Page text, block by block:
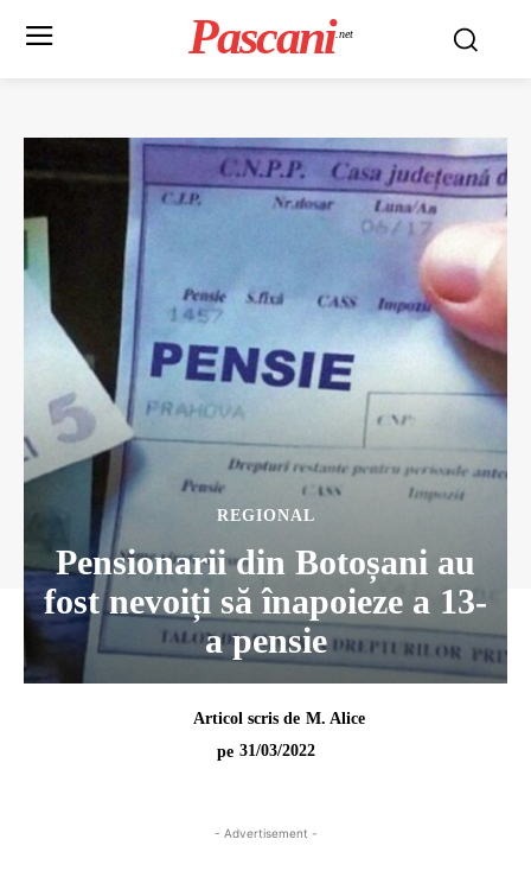
Pascani .net
REGIONAL
Pensionarii din Botoșani au
fost nevoiți să înapoieze a 13-
a pensie
Articol scris de M. Alice
pe 31/03/2022
- Advertisement -